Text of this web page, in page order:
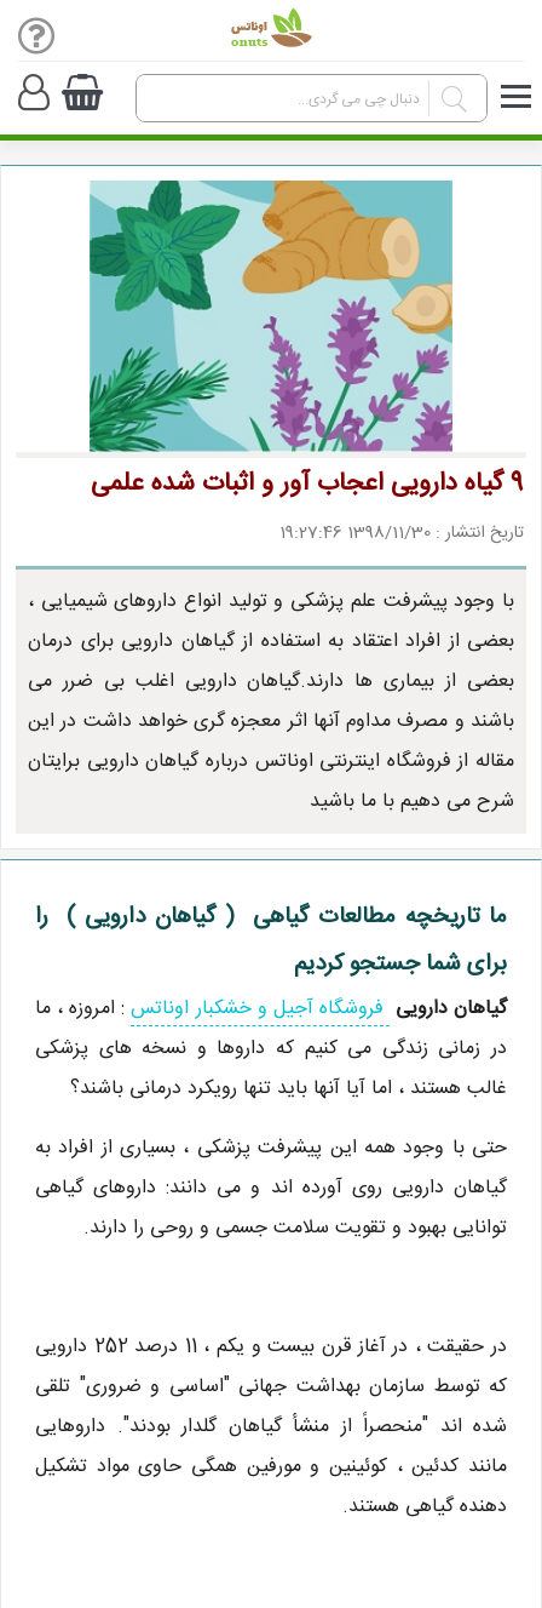
9 گیاه دارویی اعجاب آور و اثبات شده علمی
تاریخ انتشار : 1398/11/30 19:27:46
با وجود پیشرفت علم پزشکی و تولید انواع داروهای شیمیایی ،
بعضی از افراد اعتقاد به استفاده از گیاهان دارویی برای درمان
بعضی از بیماری ها دارند.گیاهان دارویی اغلب بی ضرر می
باشند و مصرف مداوم آنها اثر معجزه گری خواهد داشت در این
مقاله از فروشگاه اینترنتی اوناتس درباره گیاهان دارویی برایتان
شرح می دهیم با ما باشید
ما تاریخچه مطالعات گیاهی ( گیاهان دارویی ) را
برای شما جستجو کردیم
گیاهان دارویی فروشگاه آجیل و خشکبار اوناتس: امروزه ، ما
در زمانی زندگی می کنیم که داروها و نسخه های پزشکی
غالب هستند ، اما آیا آنها باید تنها رویکرد درمانی باشند؟
حتی با وجود همه این پیشرفت پزشکی ، بسیاری از افراد به
گیاهان دارویی روی آورده اند و می دانند: داروهای گیاهی
توانایی بهبود و تقویت سلامت جسمی و روحی را دارند.
در حقیقت ، در آغاز قرن بیست و یکم ، 11 درصد 252 دارویی
که توسط سازمان بهداشت جهانی "اساسی و ضروری" تلقی
شده اند "منحصراً از منشأ گیاهان گلدار بودند". داروهایی
مانند کدئین ، کوئینین و مورفین همگی حاوی مواد تشکیل
دهنده گیاهی هستند.